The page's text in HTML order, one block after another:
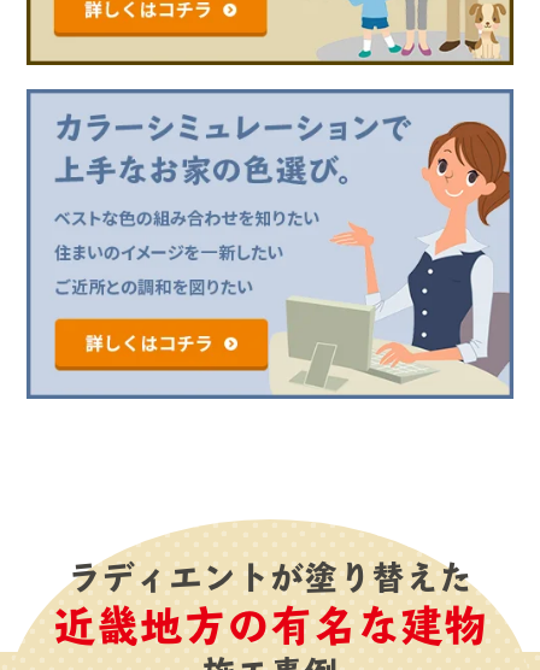
ラディエントが塗り替えた
近畿地方の有名な建物